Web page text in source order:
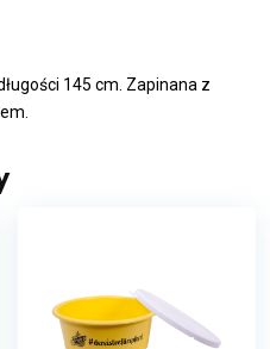
145 cm. Zapinana z